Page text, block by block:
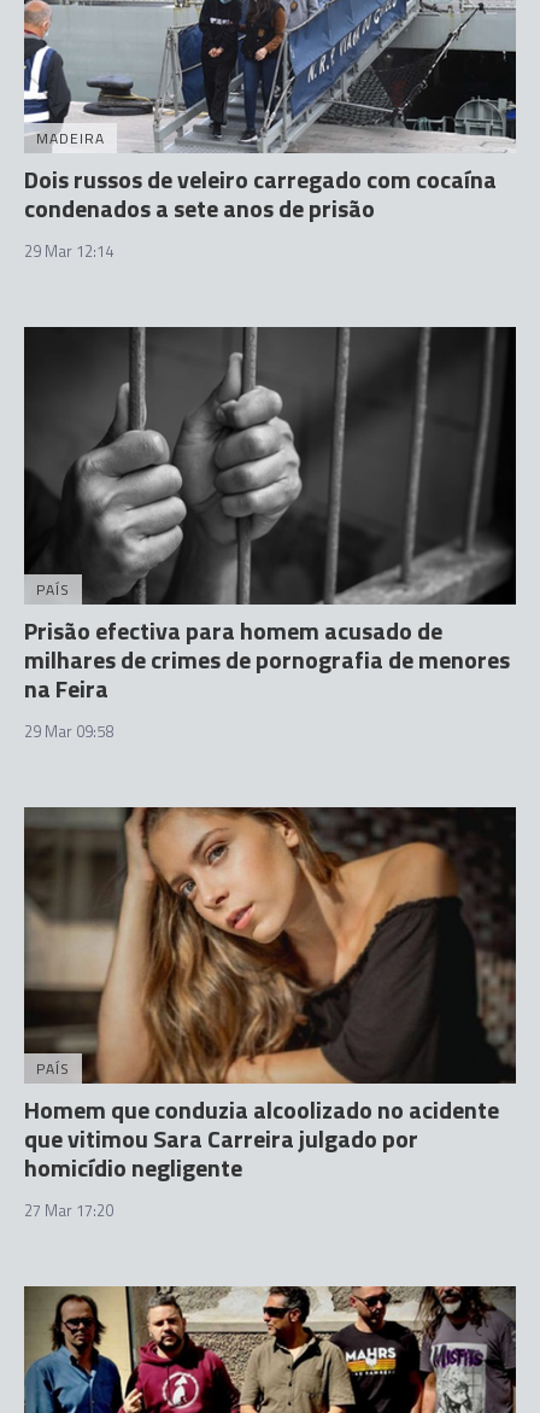
MADEIRA
Dois russos de veleiro carregado com cocaína
condenados a sete anos de prisão
29 Mar 12:14
PAÍS
Prisão efectiva para homem acusado de
milhares de crimes de pornografia de menores
na Feira
29 Mar 09:58
PAÍS
Homem que conduzia alcoolizado no acidente
que vitimou Sara Carreira julgado por
homicídio negligente
27 Mar 17:20